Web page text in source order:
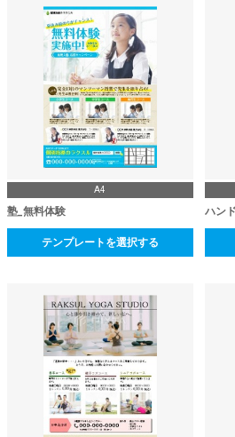
A4
塾_無料体験
テンプレートを選択する
ハン